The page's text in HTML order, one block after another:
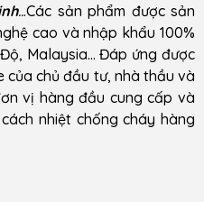
...Các sản phẩm được sản
cao và nhập khẩu 100%
Malaysia… Đáp ứng được
chủ đầu tư, nhà thầu và
vị hàng đầu cung cấp và
nhiệt chống cháy hàng